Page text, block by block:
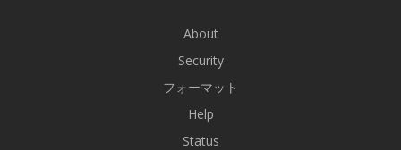
About
Security
フォーマット
Help
Status